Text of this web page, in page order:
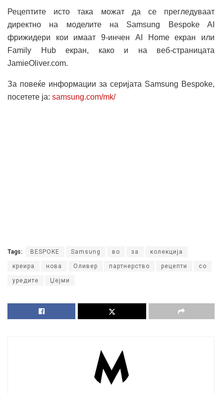
Рецептите исто така можат да се прегледуваат
директно на моделите на Samsung Bespoke AI
фрижидери кои имаат 9-инчен AI Home екран или
Family Hub екран, како и на веб-страницата
JamieOliver.com.
За повеќе информации за серијата Samsung Bespoke,
посетете ја: samsung.com/mk/
Tags: BESPOKE Samsung во за колекција
креира нова Оливер партнерство рецепти со
уредите Џејми